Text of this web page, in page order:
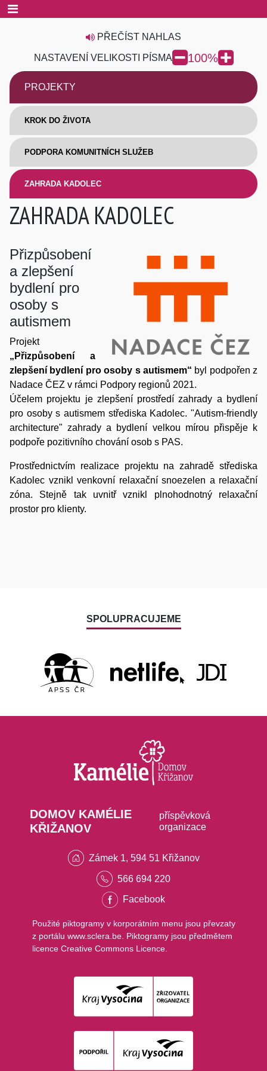
PŘEČÍST NAHLAS
NASTAVENÍ VELIKOSTI PÍSMA 100%
PROJEKTY
KROK DO ŽIVOTA
PODPORA KOMUNITNÍCH SLUŽEB
ZAHRADA KADOLEC
ZAHRADA KADOLEC
Přizpůsobení
a zlepšení
bydlení pro
osoby s
autismem
Projekt
„Přizpůsobení a
zlepšení bydlení pro osoby s autismem“ byl podpořen z
Nadace ČEZ v rámci Podpory regionů 2021.
Účelem projektu je zlepšení prostředí zahrady a bydlení
pro osoby s autismem střediska Kadolec. "Autism-friendly
architecture" zahrady a bydlení velkou mírou přispěje k
podpoře pozitivního chování osob s PAS.
Prostřednictvím realizace projektu na zahradě střediska
Kadolec vznikl venkovní relaxační snoezelen a relaxační
zóna. Stejně tak uvnitř vznikl plnohodnotný relaxační
prostor pro klienty.
SPOLUPRACUJEME
DOMOV KAMÉLIE
KŘIŽANOV
příspěvková
organizace
Zámek 1, 594 51 Křižanov
566 694 220
Facebook
Použité piktogramy v korporátním menu jsou převzaty
z portálu www.sclera.be. Piktogramy jsou předmětem
licence Creative Commons Licence.